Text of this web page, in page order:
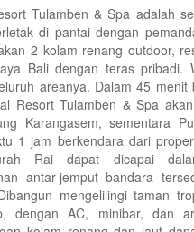
Tulamben & Spa adalah
di pantai dengan
2 kolam renang outdoor,
Bali dengan teras pribadi.
areanya. Dalam 45 menit
Resort Tulamben & Spa
Karangasem, sementara
1 jam berkendara dari
Rai dapat dicapai
antar-jemput bandara
mengelilingi taman
dengan AC, minibar, dan